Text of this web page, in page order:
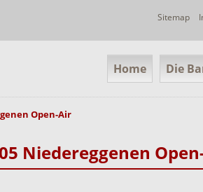
Navigation
Sitemap
überspringen
Home Die
Open-Air
Niedereggenen